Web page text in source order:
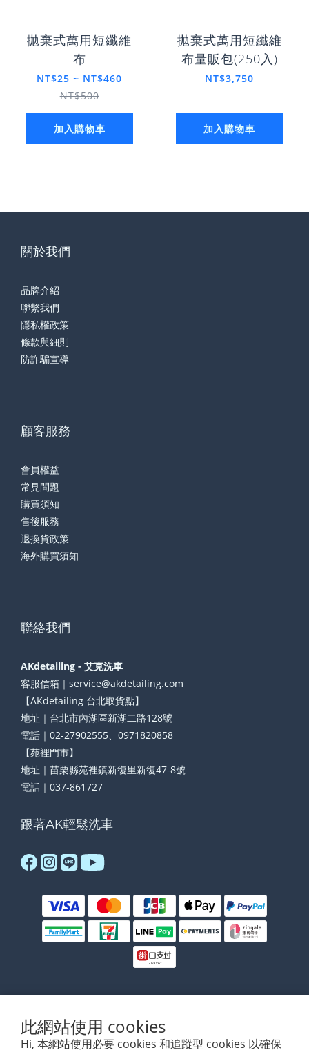
此網站使用 cookies
Hi, 本網站使用必要 cookies 和追蹤型 cookies 以確保
拋棄式萬用短纖維
布
NT$25 ~ NT$460
NT$500
加入購物車
拋棄式萬用短纖維
布量販包(250入)
NT$3,750
加入購物車
關於我們
品牌介紹
聯繫我們
隱私權政策
條款與細則
防詐騙宣導
顧客服務
會員權益
常見問題
購買須知
售後服務
退換貨政策
海外購買須知
聯絡我們
AKdetailing - 艾克洗車
客服信箱｜service@akdetailing.com
【AKdetailing 台北取貨點】
地址｜台北市內湖區新湖二路128號
電話｜02-27902555、0971820858
【苑裡門市】
地址｜苗栗縣苑裡鎮新復里新復47-8號
電話｜037-861727
跟著AK輕鬆洗車